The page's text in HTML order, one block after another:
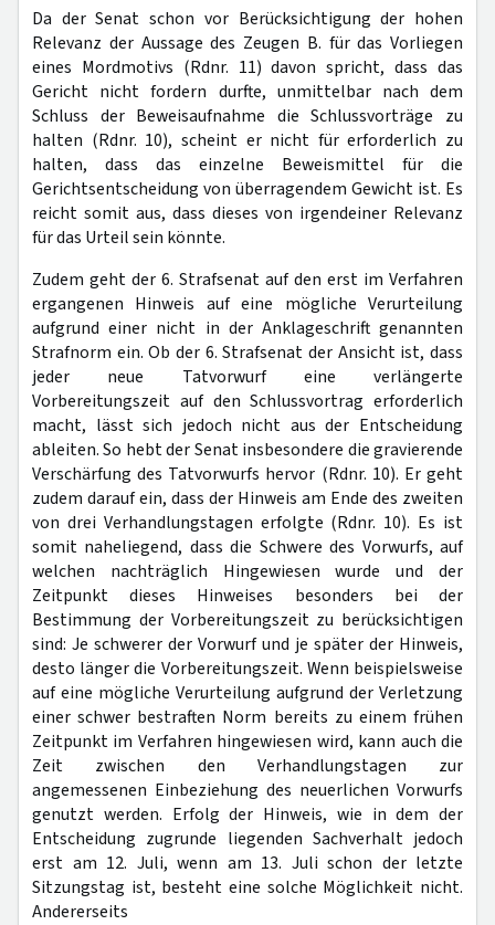
Da der Senat schon vor Berücksichtigung der hohen
Relevanz der Aussage des Zeugen B. für das Vorliegen
eines Mordmotivs (Rdnr. 11) davon spricht, dass das
Gericht nicht fordern durfte, unmittelbar nach dem
Schluss der Beweisaufnahme die Schlussvorträge zu
halten (Rdnr. 10), scheint er nicht für erforderlich zu
halten, dass das einzelne Beweismittel für die
Gerichtsentscheidung von überragendem Gewicht ist. Es
reicht somit aus, dass dieses von irgendeiner Relevanz
für das Urteil sein könnte.
Zudem geht der 6. Strafsenat auf den erst im Verfahren
ergangenen Hinweis auf eine mögliche Verurteilung
aufgrund einer nicht in der Anklageschrift genannten
Strafnorm ein. Ob der 6. Strafsenat der Ansicht ist, dass
jeder neue Tatvorwurf eine verlängerte
Vorbereitungszeit auf den Schlussvortrag erforderlich
macht, lässt sich jedoch nicht aus der Entscheidung
ableiten. So hebt der Senat insbesondere die gravierende
Verschärfung des Tatvorwurfs hervor (Rdnr. 10). Er geht
zudem darauf ein, dass der Hinweis am Ende des zweiten
von drei Verhandlungstagen erfolgte (Rdnr. 10). Es ist
somit naheliegend, dass die Schwere des Vorwurfs, auf
welchen nachträglich Hingewiesen wurde und der
Zeitpunkt dieses Hinweises besonders bei der
Bestimmung der Vorbereitungszeit zu berücksichtigen
sind: Je schwerer der Vorwurf und je später der Hinweis,
desto länger die Vorbereitungszeit. Wenn beispielsweise
auf eine mögliche Verurteilung aufgrund der Verletzung
einer schwer bestraften Norm bereits zu einem frühen
Zeitpunkt im Verfahren hingewiesen wird, kann auch die
Zeit zwischen den Verhandlungstagen zur
angemessenen Einbeziehung des neuerlichen Vorwurfs
genutzt werden. Erfolg der Hinweis, wie in dem der
Entscheidung zugrunde liegenden Sachverhalt jedoch
erst am 12. Juli, wenn am 13. Juli schon der letzte
Sitzungstag ist, besteht eine solche Möglichkeit nicht.
Andererseits